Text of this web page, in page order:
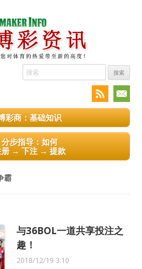
搜
索:
彩商：基础知识
分步指导：如何
册 → 下注 → 提款
霸
与36BOL一道共享投注之
趣！
2018/12/19 3:10